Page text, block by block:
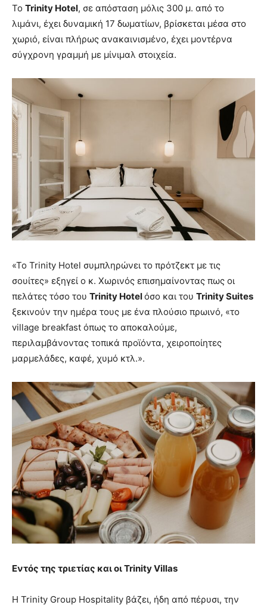
Το Trinity Hotel, σε απόσταση μόλις 300 μ. από το
λιμάνι, έχει δυναμική 17 δωματίων, βρίσκεται μέσα στο
χωριό, είναι πλήρως ανακαινισμένο, έχει μοντέρνα
σύγχρονη γραμμή με μίνιμαλ στοιχεία.
«Το Trinity Hotel συμπληρώνει το πρότζεκτ με τις
σουίτες» εξηγεί ο κ. Χωρινός επισημαίνοντας πως οι
πελάτες τόσο του Trinity Hotelόσο και του Trinity Suites
ξεκινούν την ημέρα τους με ένα πλούσιο πρωινό, «το
village breakfast όπως το αποκαλούμε,
περιλαμβάνοντας τοπικά προϊόντα, χειροποίητες
μαρμελάδες, καφέ, χυμό κτλ.».
Εντός της τριετίας και οιTrinityVillas
Η Trinity Group Hospitality βάζει, ήδη από πέρυσι, την